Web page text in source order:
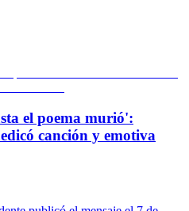
el poema murió':
canción y emotiva